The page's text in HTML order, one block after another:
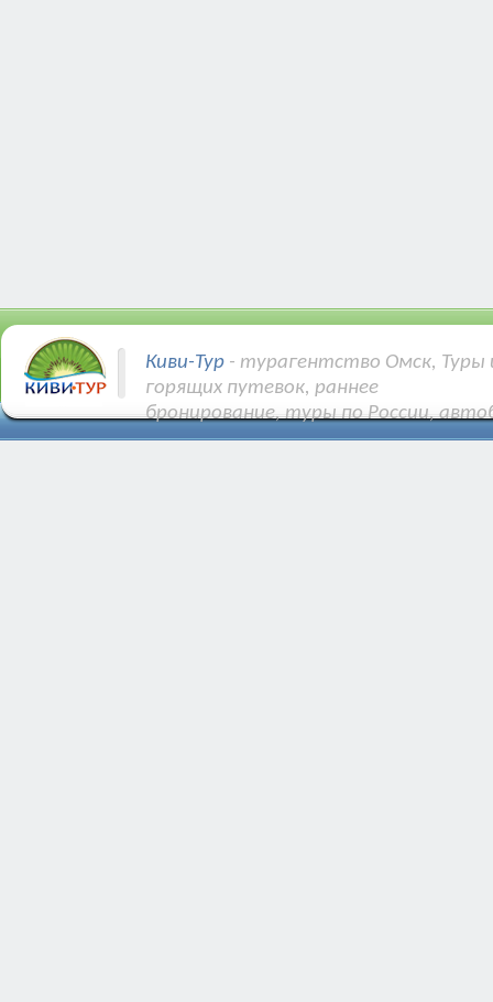
Киви-Тур - турагентство Омск, Туры
горящих путевок, раннее
бронирование, туры по России,
Купить Авиа и ЖД билеты.